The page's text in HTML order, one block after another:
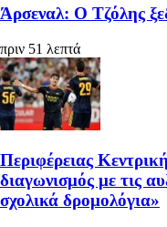
Άρσεναλ: Ο Τζόλης
πριν 51 λεπτά
Περιφέρειας
διαγωνισμός με τις
σχολικά δρομολόγια»